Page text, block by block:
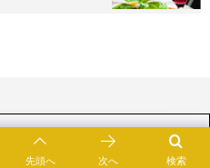
検索
先頭へ 次へ